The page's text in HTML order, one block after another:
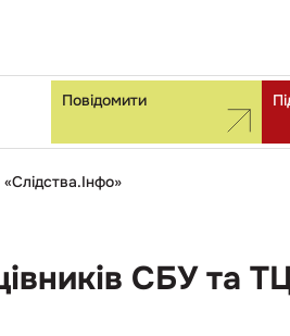
Повідомити
СБУ та